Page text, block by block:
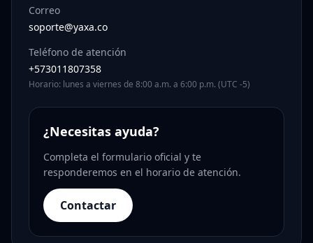
Correo
soporte@yaxa.co
Teléfono de atención
+573011807358
Horario: lunes a viernes de 8:00 a.m. a 6:00 p.m. (UTC -5)
¿Necesitas ayuda?
Completa el formulario oficial y te
responderemos en el horario de atención.
Contactar